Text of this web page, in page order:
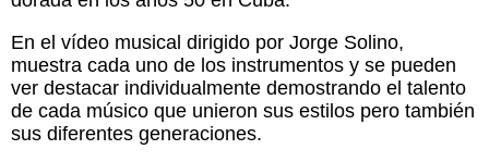
En el vídeo musical dirigido por Jorge Solino,
muestra cada uno de los instrumentos y se pueden
ver destacar individualmente demostrando el talento
de cada músico que unieron sus estilos pero también
sus diferentes generaciones.